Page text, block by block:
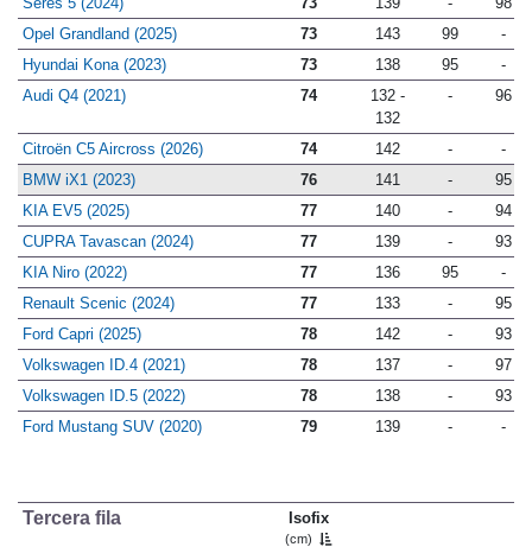
Opel Grandland (2025)
73 143 99
-
Hyundai Kona (2023)
73 138 95
-
Audi Q4 (2021)
74
132 -
132
- 96
Citroën C5 Aircross (2026) 74 142 -
-
BMW iX1 (2023)
76 141 -
95
KIA EV5 (2025)
77 140 -
94
CUPRA Tavascan (2024)
77 139 -
93
KIA Niro (2022)
77 136 95
-
Renault Scenic (2024)
77 133 -
95
Ford Capri (2025)
78 142 -
93
Volkswagen ID.4 (2021)
78 137 -
97
Volkswagen ID.5 (2022)
78 138 -
93
Ford Mustang SUV (2020)
79 139 - -
Tercera fila Isofix
(cm)